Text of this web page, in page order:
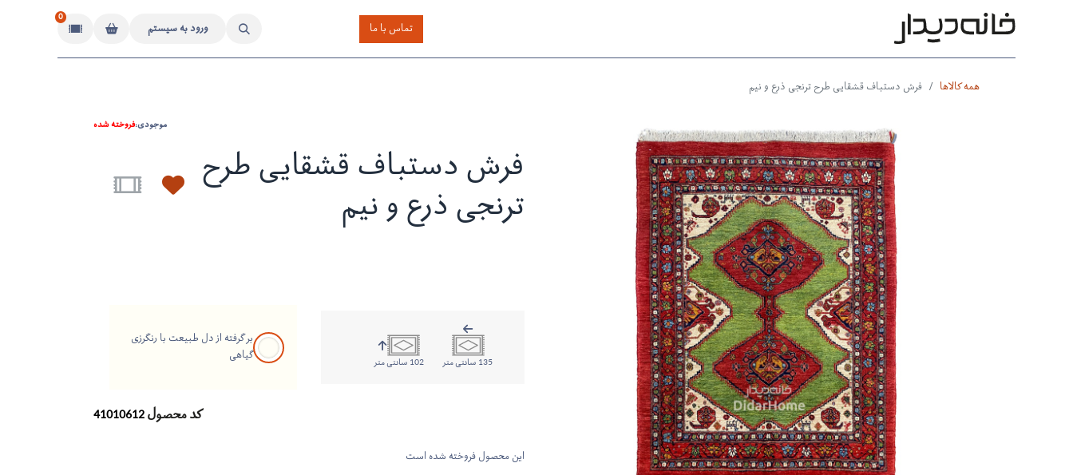
تماس با ما ورود به سیستم
0
همه کالاها فرش دستباف قشقایی طرح ترنجی ذرع و نیم
موجودی:فروخته شده
فرش دستباف قشقایی طرح
ترنجی ذرع و نیم
135 سانتی متر 102 سانتی متر
بر گرفته از دل طبیعت با رنگرزی
گیاهی
کد محصول41010612
این محصول فروخته شده است